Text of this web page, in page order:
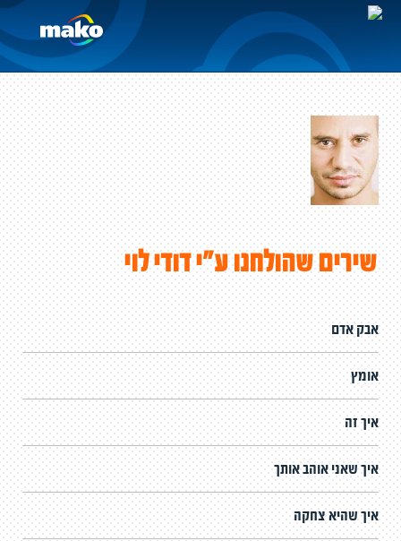
שירים שהולחנו ע"י דודי לוי
אבק אדם
אומץ
איך זה
איך שאני אוהב אותך
איך שהיא צחקה